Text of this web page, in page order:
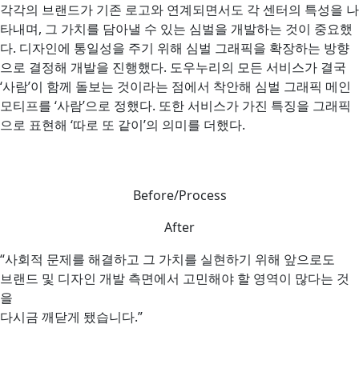
각각의 브랜드가 기존 로고와 연계되면서도 각 센터의 특성을 나
타내며, 그 가치를 담아낼 수 있는 심벌을 개발하는 것이 중요했
다. 디자인에 통일성을 주기 위해 심벌 그래픽을 확장하는 방향
으로 결정해 개발을 진행했다. 도우누리의 모든 서비스가 결국
‘사람’이 함께 돌보는 것이라는 점에서 착안해 심벌 그래픽 메인
모티프를 ‘사람’으로 정했다. 또한 서비스가 가진 특징을 그래픽
으로 표현해 ‘따로 또 같이’의 의미를 더했다.
Before/Process
After
“사회적 문제를 해결하고 그 가치를 실현하기 위해 앞으로도
브랜드 및 디자인 개발 측면에서 고민해야 할 영역이 많다는 것
을
다시금 깨닫게 됐습니다.”